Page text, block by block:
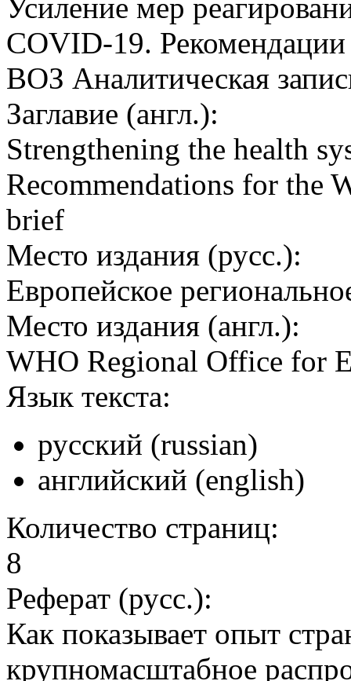
Усиление мер
COVID-19. Рекомендации
ВОЗ Аналитическая
Заглавие (англ.):
Strengthening the health
Recommendations for the
brief
Место издания (русс.):
Европейское
Место издания (англ.):
WHO Regional Office for
Язык текста:
русский (russian)
английский (english)
Количество страниц:
8
Реферат (русс.):
Как показывает опыт
крупномасштабное